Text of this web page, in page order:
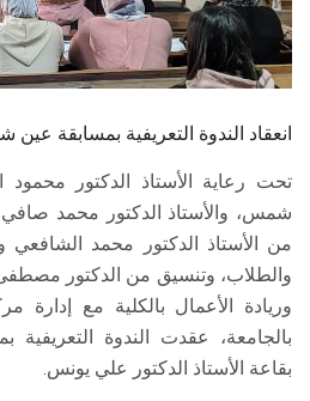
سجل الان
انعقاد الندوة التعريفية بمسابقة
تحت رعاية الأستاذ الدكتور
شمس، والأستاذ الدكتور محمد صافي
من الأستاذ الدكتور محمد الشافعي
والطلاب، وتنسيق من الدكتور
وريادة الأعمال بالكلية مع إدارة
بالجامعة، عقدت الندوة
بقاعة الأستاذ الدكتور علي يونس.